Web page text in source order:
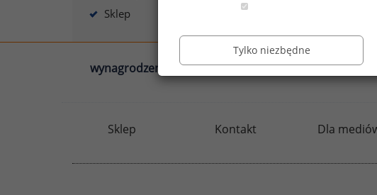
Sklep
wynagrodzenia.pl sedlak.pl
Sklep Kontakt Dla
Tylko niezbędne